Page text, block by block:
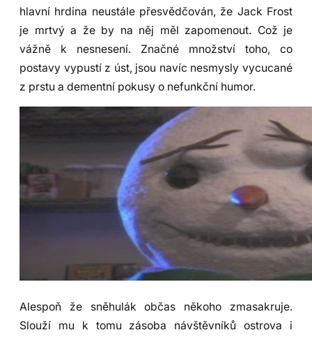
hlavní hrdina neustále přesvědčován, že Jack Frost
je mrtvý a že by na něj měl zapomenout. Což je
vážně k nesnesení. Značné množství toho, co
postavy vypustí z úst, jsou navíc nesmysly vycucané
z prstu a dementní pokusy o nefunkční humor.
Alespoň že sněhulák občas někoho zmasakruje.
Slouží mu k tomu zásoba návštěvníků ostrova i